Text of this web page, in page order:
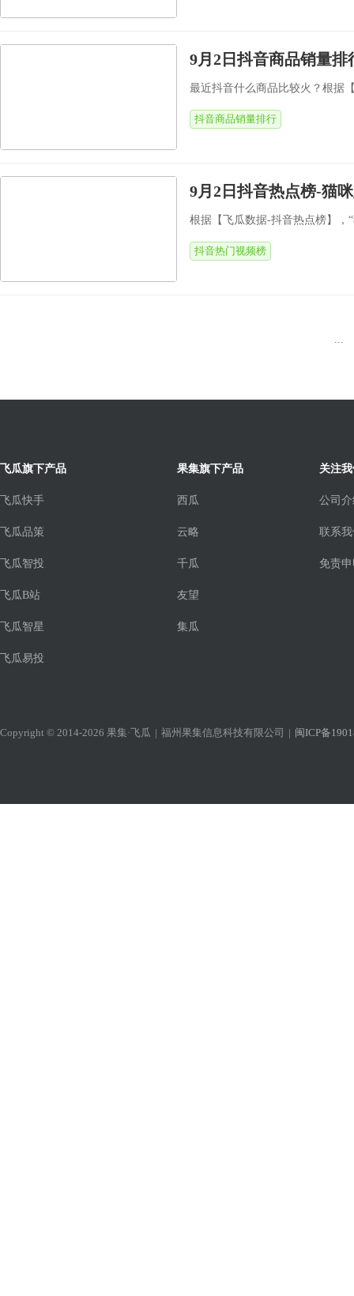
9月2日抖音商品销量
最近抖音什么商品比较火？根据
抖音商品销量排行
9月2日抖音热点榜-猫
根据【飞瓜数据-抖音热点榜】，
抖音热门视频榜
...
飞瓜旗下产品
飞瓜快手
飞瓜品策
飞瓜智投
飞瓜B站
飞瓜智星
飞瓜易投
果集旗下产品
西瓜
云略
千瓜
友望
集瓜
关注
公司
联系
免责
Copyright © 2014-2026 果集·飞瓜 | 福州果集信息科技有限公司 | 闽ICP备